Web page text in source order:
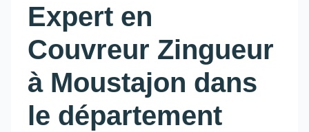
Expert en
Couvreur Zingueur
à Moustajon dans
le département